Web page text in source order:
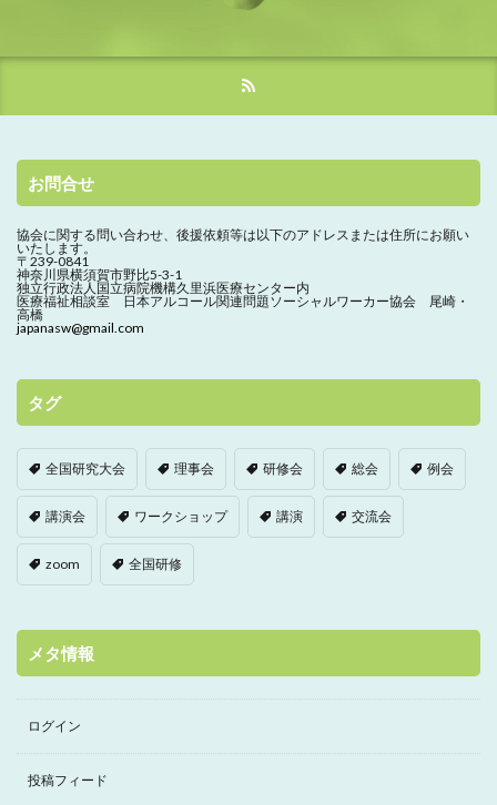
お問合せ
協会に関する問い合わせ、 後援依頼等は以下のアドレスまたは住所にお願い
いたします。
〒239-0841
神奈川県横須賀市野比5-3-1
独立行政法人国立病院機構久里浜医療センター内
医療福祉相談室 日本アルコール関連問題ソーシャルワーカー協会 尾崎・
高橋
japanasw@gmail.com
タグ
全国研究大会 理事会 研修会 総会 例会
講演会 ワークショップ 講演 交流会
zoom 全国研修
メタ情報
ログイン
投稿フィード